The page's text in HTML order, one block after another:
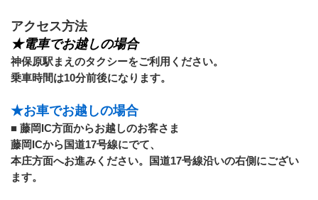
アクセス方法
★電車でお越しの場合
神保原駅まえのタクシーをご利用ください。
乗車時間は10分前後になります。
★お車でお越しの場合
■ 藤岡IC方面からお越しのお客さま
藤岡ICから国道17号線にでて、
本庄方面へお進みください。国道17号線沿いの右側にござい
ます。